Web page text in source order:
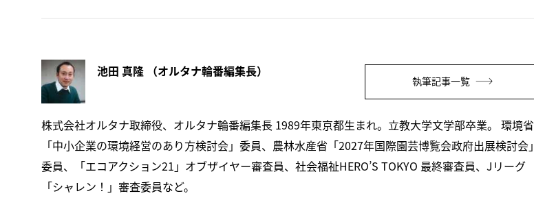
池田 真隆 （オルタナ輪番編集長）
執筆記事一覧
株式会社オルタナ取締役、オルタナ輪番編集長 1989年東京都生まれ。立教大学文学部卒業。 環境省
「中小企業の環境経営のあり方検討会」委員、農林水産省「2027年国際園芸博覧会政府出展検討会」
委員、「エコアクション21」オブザイヤー審査員、社会福祉HERO’S TOKYO 最終審査員、Jリーグ
「シャレン！」審査委員など。